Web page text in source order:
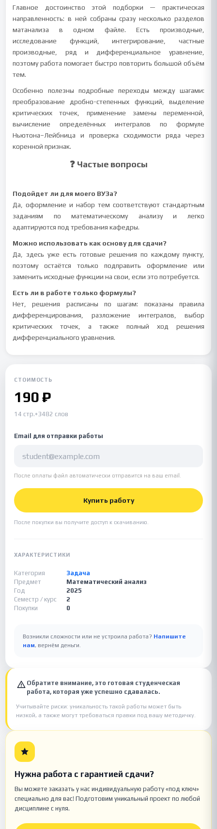
Главное достоинство этой подборки — практическая
направленность: в ней собраны сразу несколько разделов
матанализа в одном файле. Есть производные,
исследование функций, интегрирование, частные
производные, ряд и дифференциальное уравнение,
поэтому работа помогает быстро повторить большой объём
тем.
Особенно полезны подробные переходы между шагами:
преобразование дробно-степенных функций, выделение
критических точек, применение замены переменной,
вычисление определённых интегралов по формуле
Ньютона–Лейбница и проверка сходимости ряда через
коренной признак.
❓ Частые вопросы
Подойдет ли для моего ВУЗа?
Да, оформление и набор тем соответствуют стандартным
заданиям по математическому анализу и легко
адаптируются под требования кафедры.
Можно использовать как основу для сдачи?
Да, здесь уже есть готовые решения по каждому пункту,
поэтому остаётся только подправить оформление или
заменить исходные функции на свои, если это потребуется.
Есть ли в работе только формулы?
Нет, решения расписаны по шагам: показаны правила
дифференцирования, разложение интегралов, выбор
критических точек, а также полный ход решения
дифференциального уравнения.
СТОИМОСТЬ
190 ₽
14 стр.•3482 слов
Email для отправки работы
После оплаты файл автоматически отправится на ваш email.
Купить работу
После покупки вы получите доступ к скачиванию.
ХАРАКТЕРИСТИКИ
Категория
Задача
Предмет
Математический анализ
Год
2025
Семестр / курс
2
Покупки
0
Возникли сложности или не устроила работа? Напишите
нам, вернём деньги.
Обратите внимание, это готовая студенческая
работа, которая уже успешно сдавалась.
Учитывайте риски: уникальность такой работы может быть
низкой, а также могут требоваться правки под вашу методичку.
Нужна работа с гарантией сдачи?
Вы можете заказать у нас индивидуальную работу «под ключ»
специально для вас! Подготовим уникальный проект по любой
дисциплине с нуля.